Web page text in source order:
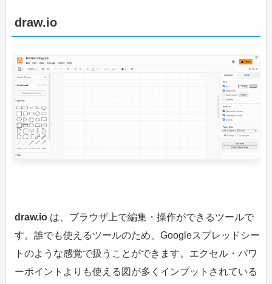
draw.io
draw.io は、ブラウザ上で編集・操作ができるツールで
す。誰でも使えるツールのため、Googleスプレッドシー
トのような感覚で扱うことができます。エクセル・パワ
ーポイントよりも使える図が多くインプットされている